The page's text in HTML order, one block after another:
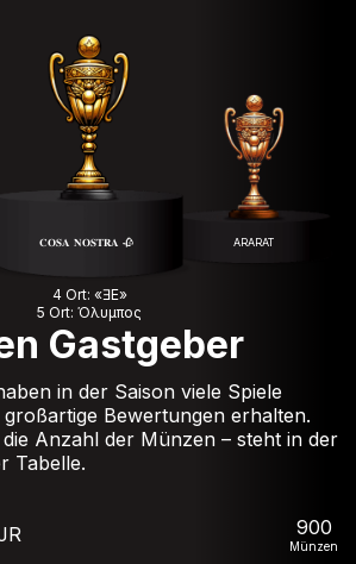
𝐂𝐎𝐒𝐀 𝐍𝐎𝐒𝐓𝐑𝐀 🥀 ARARAT
4 Ort: «ƎE»
5 Ort: Όλυμπος
Gastgeber
in der Saison viele Spiele
Bewertungen erhalten.
Anzahl der Münzen – steht in der
Tabelle.
900
Münzen